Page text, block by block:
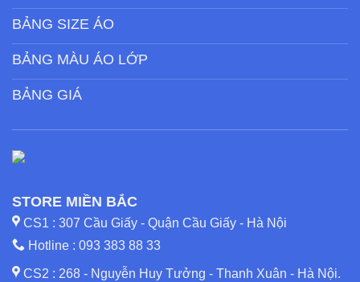
BẢNG SIZE ÁO
BẢNG MÀU ÁO LỚP
BẢNG GIÁ
STORE MIỀN BẮC
CS1 : 307 Cầu Giấy - Quận Cầu Giấy - Hà Nội
Hotline : 093 383 88 33
CS2 : 268 - Nguyễn Huy Tưởng - Thanh Xuân - Hà Nội.